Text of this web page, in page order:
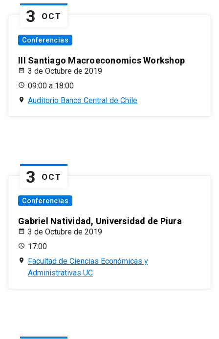
3 OCT
Conferencias
III Santiago Macroeconomics Workshop
3 de Octubre de 2019
09:00 a 18:00
Auditorio Banco Central de Chile
3 OCT
Conferencias
Gabriel Natividad, Universidad de Piura
3 de Octubre de 2019
17:00
Facultad de Ciencias Económicas y
Administrativas UC